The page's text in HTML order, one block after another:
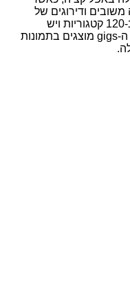
יש בה משובים ודירוגים של
המוכרים. ניתן לרכוש ולמכור כל דבר ב-120 קטגוריות ויש
אפשרות חיפוש גם עפ"י טקסט חופשי. ה-gigs מוצגים בתמונות